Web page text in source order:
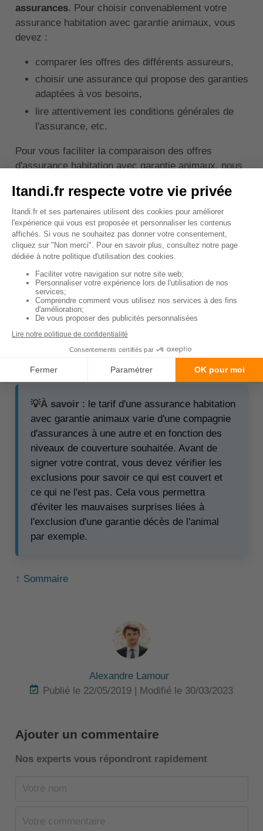
assurances. Pour choisir convenablement votre
assurance habitation avec garantie animaux, vous
devez :
comparer les offres des différents assureurs,
choisir une assurance qui propose des garanties
adaptées à vos besoins,
lire attentivement les conditions générales de
l'assurance, etc.
Pour vous faciliter la comparaison des offres
d'assurance habitation avec garantie animaux, nous
lignecomme celui disponible sur Itandi.fr. Les outils
de comparaison en ligne des offres de différentes
compagnies d'assurances vous permettent de
trouver la meilleure couverture en quelques clics.
En pratique, il vous suffit d'indiquer certaines
informations personnelles ainsi que vos besoins en
termes de garanties. L'outil de comparaison vous
présente en quelques secondes les
meilleures assurances habitationavec garantie
animaux. Vous pouvez ainsi faire votre choix en
privilégiant la compagnie d'assurances qui présente
le meilleur rapport qualité-prix.
💡À savoir : le tarif d'une assurance habitation
avec garantie animaux varie d'une compagnie
d'assurances à une autre et en fonction des
niveaux de couverture souhaitée. Avant de
signer votre contrat, vous devez vérifier les
exclusions pour savoir ce qui est couvert et
ce qui ne l'est pas. Cela vous permettra
d'éviter les mauvaises surprises liées à
l'exclusion d'une garantie décès de l'animal
par exemple.
↑ Sommaire
Alexandre Lamour
Publié le 22/05/2019 | Modifié le 30/03/2023
Ajouter un commentaire
Nos experts vous répondront rapidement